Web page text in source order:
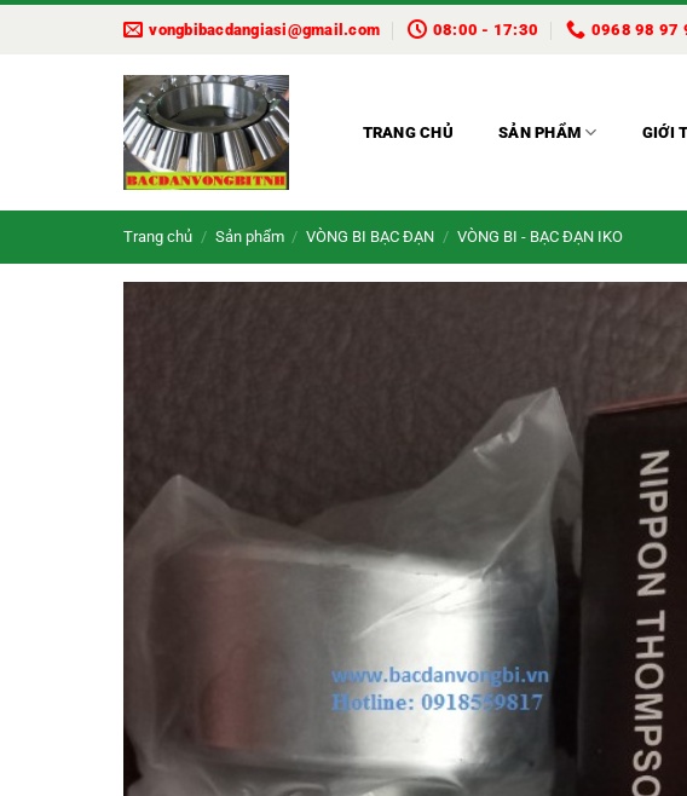
vongbibacdangiasi@gmail.com 08:00 - 17:30 0968 98 97
TRANG CHỦ SẢN PHẨM GIỚI
Trang chủ / Sản phẩm / VÒNG BI BẠC ĐẠN / VÒNG BI - BẠC ĐẠN IKO